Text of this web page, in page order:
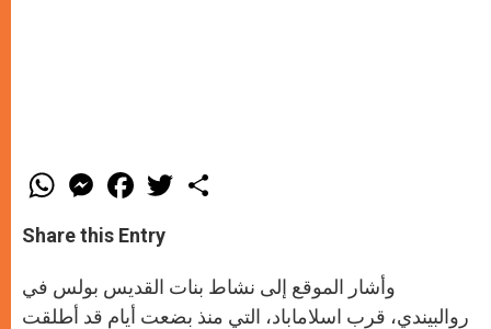
W
h
t
s
p
M
e
s
e
e
r
F
a
e
b
o
k
w
r
Share this Entry
وأشار الموقع إلى نشاط بنات القديس بولس في
روالبيندي، قرب اسلاماباد، التي منذ بضعت أيام قد أطلقت